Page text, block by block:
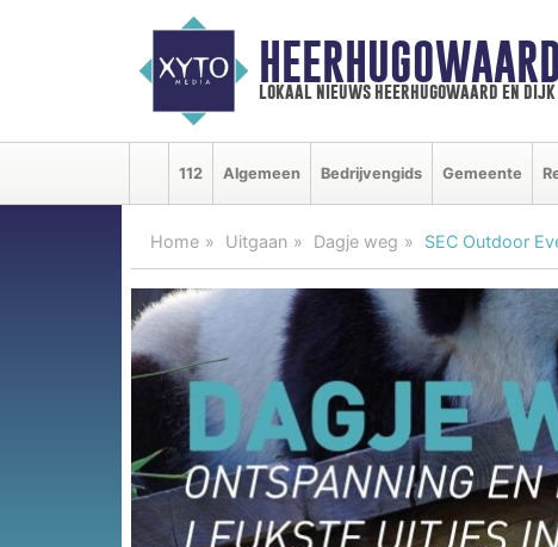
lokaal nieuws heerhugowaard en
112 Algemeen Bedrijvengids Gemeente
Home Uitgaan Dagje weg SEC Outdoor